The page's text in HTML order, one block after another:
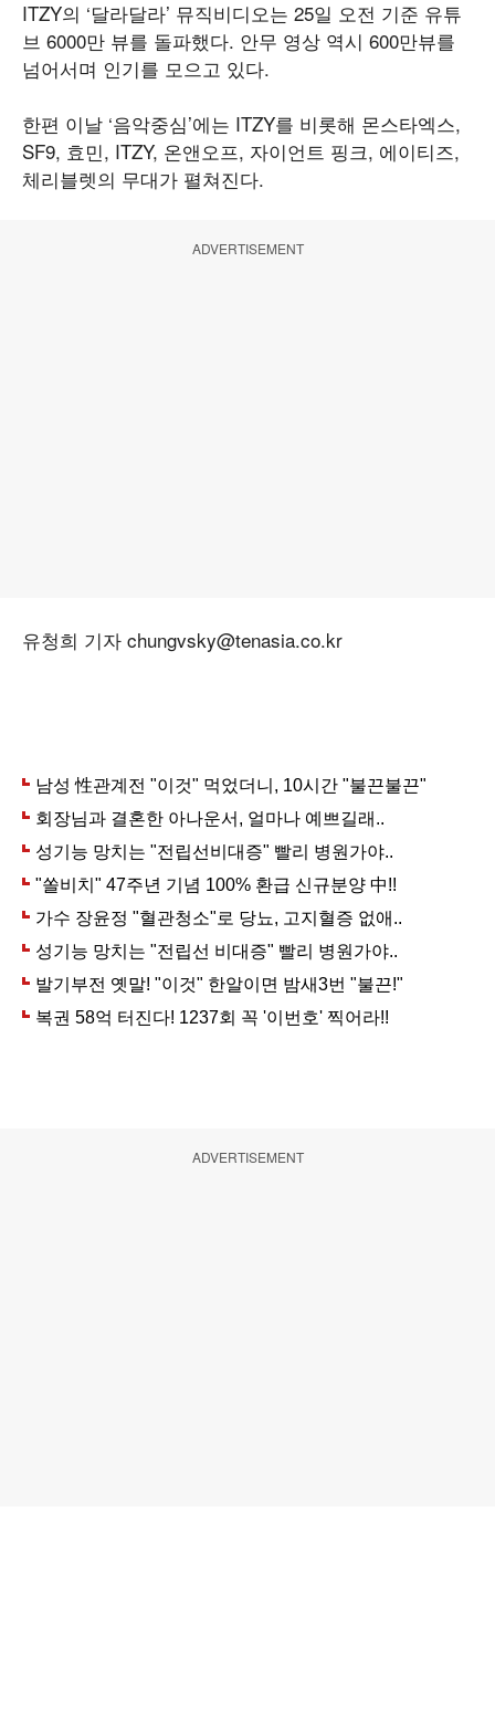
ITZY의 ‘달라달라’ 뮤직비디오는 25일 오전 기준 유튜
브 6000만 뷰를 돌파했다. 안무 영상 역시 600만뷰를
넘어서며 인기를 모으고 있다.
한편 이날 ‘음악중심’에는 ITZY를 비롯해 몬스타엑스,
SF9, 효민, ITZY, 온앤오프, 자이언트 핑크, 에이티즈,
체리블렛의 무대가 펼쳐진다.
ADVERTISEMENT
유청희 기자 chungvsky@tenasia.co.kr
ADVERTISEMENT